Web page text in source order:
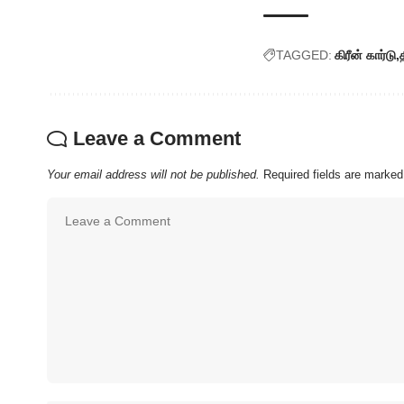
TAGGED: கிரீன் கார்டு
Leave a Comment
Your email address will not be published. Required fields are marked